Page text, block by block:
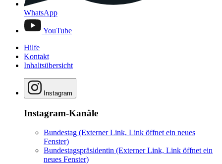
WhatsApp
YouTube
Hilfe
Kontakt
Inhaltsübersicht
Instagram
Instagram-Kanäle
Bundestag (Externer Link, Link öffnet ein neues
Fenster)
Bundestagspräsidentin (Externer Link, Link öffnet ein
neues Fenster)